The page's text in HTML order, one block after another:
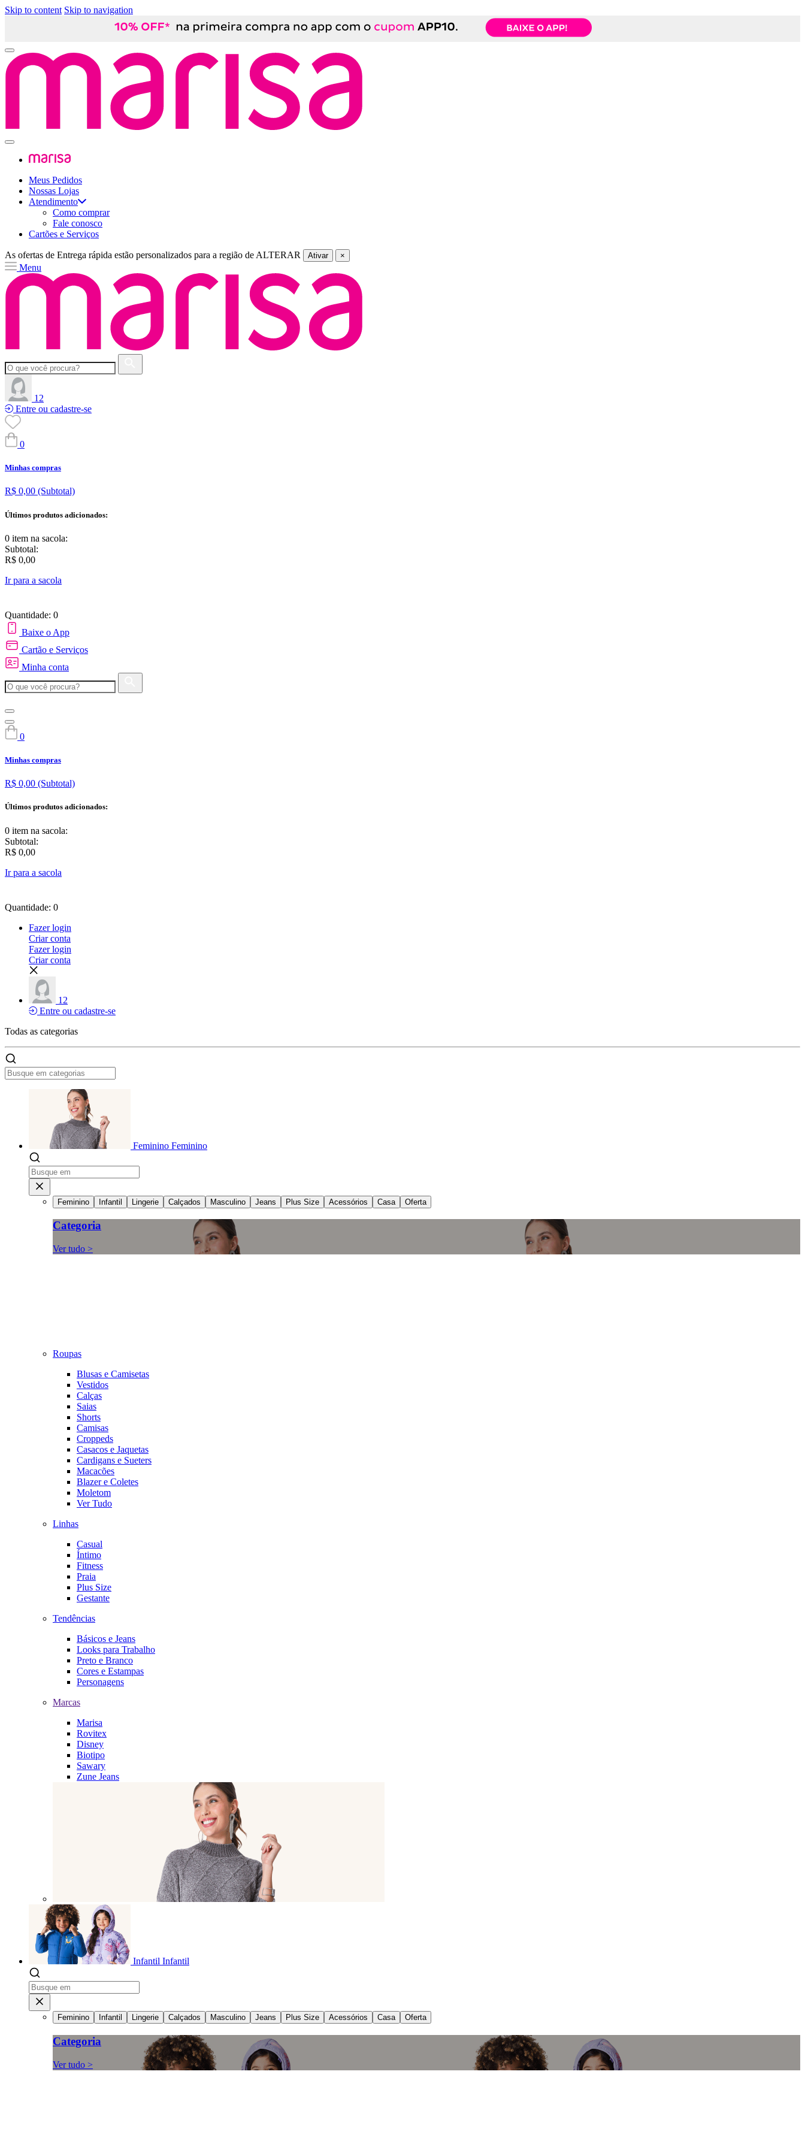
Skip to content Skip to navigation
Meus Pedidos
Nossas Lojas
Atendimento
Como comprar
Fale conosco
Cartões e Serviços
As ofertas de Entrega rápida estão personalizados para a região de ALTERAR Ativar ×
Menu
12
Entre ou cadastre-se
0
Minhas compras
R$ 0,00 (Subtotal)
Últimos produtos adicionados:
0 item na sacola:
Subtotal:
R$ 0,00
Ir para a sacola
Quantidade: 0
Baixe o App
Cartão e Serviços
Minha conta
0
Minhas compras
R$ 0,00 (Subtotal)
Últimos produtos adicionados:
0 item na sacola:
Subtotal:
R$ 0,00
Ir para a sacola
Quantidade: 0
Fazer login
Criar conta
Fazer login
Criar conta
12
Entre ou cadastre-se
Todas as categorias
Feminino Feminino
Feminino Infantil Lingerie Calçados Masculino Jeans Plus Size Acessórios Casa Oferta
Categoria
Ver tudo >
Roupas
Blusas e Camisetas
Vestidos
Calças
Saias
Shorts
Camisas
Croppeds
Casacos e Jaquetas
Cardigans e Sueters
Macacões
Blazer e Coletes
Moletom
Ver Tudo
Linhas
Casual
Íntimo
Fitness
Praia
Plus Size
Gestante
Tendências
Básicos e Jeans
Looks para Trabalho
Preto e Branco
Cores e Estampas
Personagens
Marcas
Marisa
Rovitex
Disney
Biotipo
Sawary
Zune Jeans
Infantil Infantil
Feminino Infantil Lingerie Calçados Masculino Jeans Plus Size Acessórios Casa Oferta
Categoria
Ver tudo >